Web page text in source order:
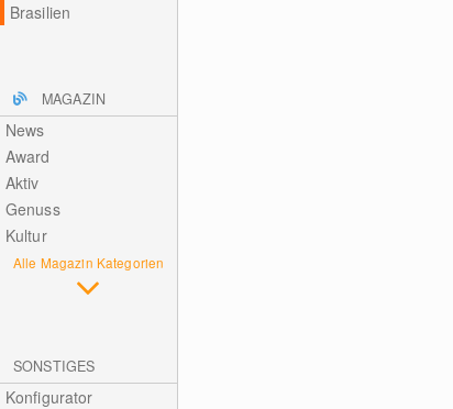
Brasilien
MAGAZIN
News
Award
Aktiv
Genuss
Kultur
Alle Magazin Kategorien
SONSTIGES
Konfigurator